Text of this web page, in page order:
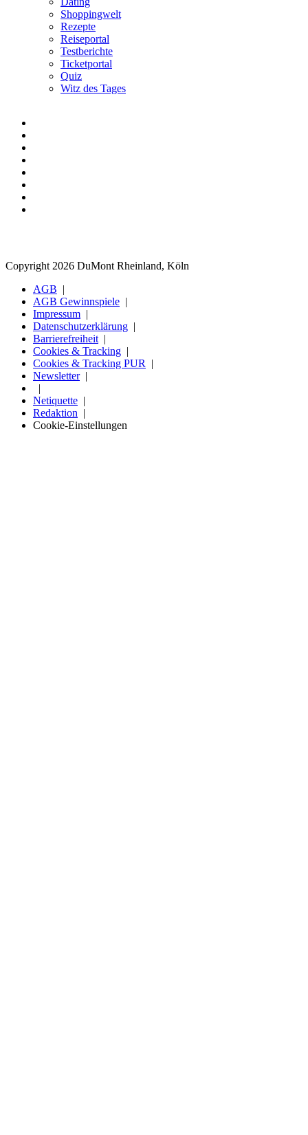
Shoppingwelt
Rezepte
Reiseportal
Testberichte
Ticketportal
Quiz
Witz des Tages
Copyright 2026 DuMont Rheinland, Köln
AGB
AGB Gewinnspiele
Impressum
Datenschutzerklärung
Barrierefreiheit
Cookies & Tracking
Cookies & Tracking PUR
Newsletter
Netiquette
Redaktion
Cookie-Einstellungen